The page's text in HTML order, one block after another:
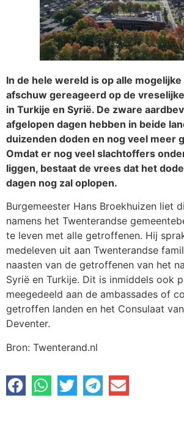
In de hele wereld is op alle
afschuw gereageerd op de
in Turkije en Syrië. De zware
afgelopen dagen hebben in beide
duizenden doden en nog veel meer
Omdat er nog veel slachtoffers
liggen, bestaat de vrees dat het
dagen nog zal oplopen.
Burgemeester Hans Broekhuizen liet
namens het Twenterandse
te leven met alle getroffenen. Hij
medeleven uit aan Twenterandse
naasten van de getroffenen van het
Syrië en Turkije. Dit is inmiddels ook
meegedeeld aan de ambassades of
getroffen landen en het Consulaat
Deventer.
Bron: Twenterand.nl